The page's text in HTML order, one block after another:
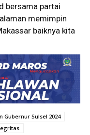
bersama partai
memimpin
baiknya kita
Gubernur Sulsel 2024